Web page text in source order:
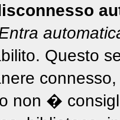
Questo
non �